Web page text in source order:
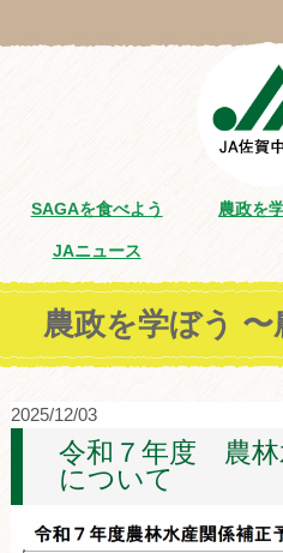
SAGAを食べよう 農政を
JAニュース
農政を学ぼう
2025/12/03
令和７年度 農林
について